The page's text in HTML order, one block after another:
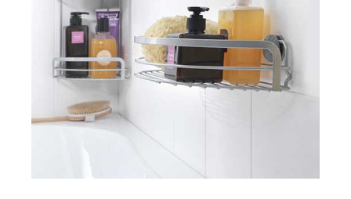
Viva! Line